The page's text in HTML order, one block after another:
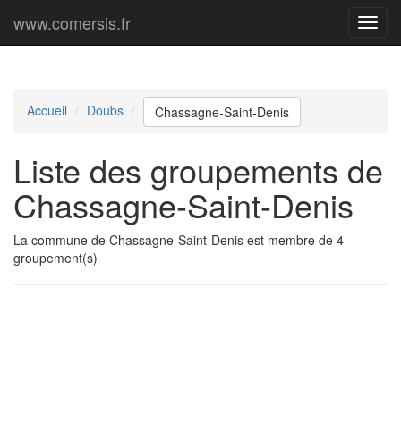
Menu
www.comersis.fr
Accueil Doubs Chassagne-Saint-Denis
Liste des groupements de
Chassagne-Saint-Denis
La commune de Chassagne-Saint-Denis est membre de 4
groupement(s)